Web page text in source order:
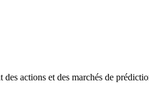
actions et des marchés de